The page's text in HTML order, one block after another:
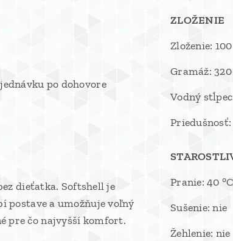
po dohovore
dieťatka. Softshell je
postave a umožňuje voľný
pre čo najvyšší komfort.
ZLOŽENIE
Zloženie:
Gramáž:
Vodný
Pranie: 40 °C
Sušenie: nie
Žehlenie: nie